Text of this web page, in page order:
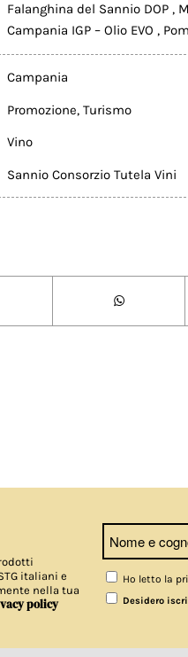
Falanghina del Sannio DOP ,
Campania IGP – Olio EVO ,
Campania
Promozione, Turismo
Vino
Sannio Consorzio Tutela Vini
italiani e
nella tua
policy
Ho letto la
Desidero